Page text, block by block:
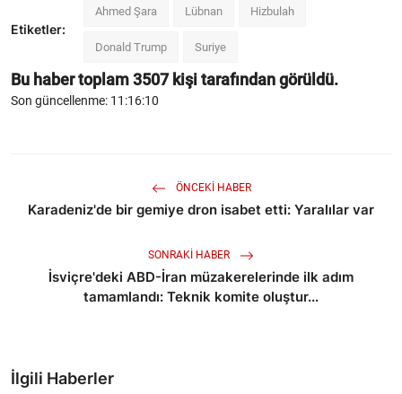
Etiketler:
Ahmed Şara Lübnan Hizbulah
Donald Trump Suriye
Bu haber toplam3507kişi tarafından görüldü.
Son güncellenme: 11:16:10
ÖNCEKI HABER
Karadeniz'de bir gemiye dron isabet etti: Yaralılar var
SONRAKI HABER
İsviçre'deki ABD-İran müzakerelerinde ilk adım
tamamlandı: Teknik komite oluştur...
İlgili Haberler